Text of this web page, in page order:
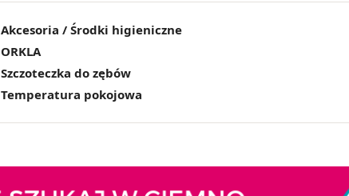
Akcesoria / Środki higieniczne
ORKLA
Szczoteczka do zębów
Temperatura pokojowa